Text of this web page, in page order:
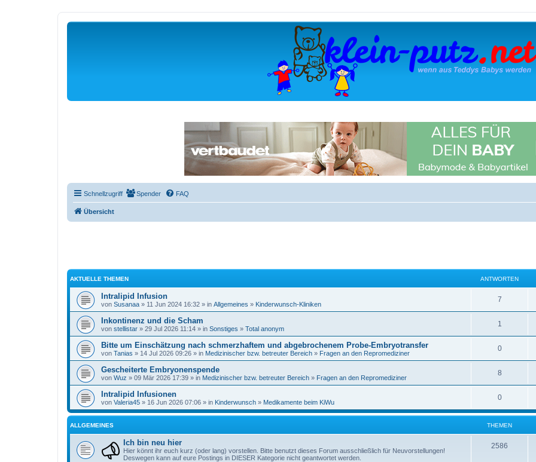
Schnellzugriff Spender FAQ
Übersicht
AKTUELLE THEMEN ANTWORTEN
Intralipid Infusion
von Susanaa » 11 Jun 2024 16:32 » in Allgemeines » Kinderwunsch-Kliniken
7
Inkontinenz und die Scham
von stellistar » 29 Jul 2026 11:14 » in Sonstiges » Total anonym
1
Bitte um Einschätzung nach schmerzhaftem und abgebrochenem Probe-Embryotransfer
von Tanias » 14 Jul 2026 09:26 » in Medizinischer bzw. betreuter Bereich » Fragen an den Repromediziner
0
Gescheiterte Embryonenspende
von Wuz » 09 Mär 2026 17:39 » in Medizinischer bzw. betreuter Bereich » Fragen an den Repromediziner
8
Intralipid Infusionen
von Valeria45 » 16 Jun 2026 07:06 » in Kinderwunsch » Medikamente beim KiWu
0
ALLGEMEINES THEMEN
Ich bin neu hier
Hier könnt ihr euch kurz (oder lang) vorstellen. Bitte benutzt dieses Forum ausschließlich für Neuvorstellungen!
Deswegen kann auf eure Postings in DIESER Kategorie nicht geantwortet werden.
2586